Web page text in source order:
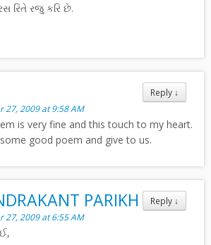
રિતે રજુ કરિ છે.
Reply ↓
27, 2009 at 9:58 AM
is very fine and this touch to my heart.
good poem and give to us.
Reply ↓
PARIKH
27, 2009 at 6:55 AM